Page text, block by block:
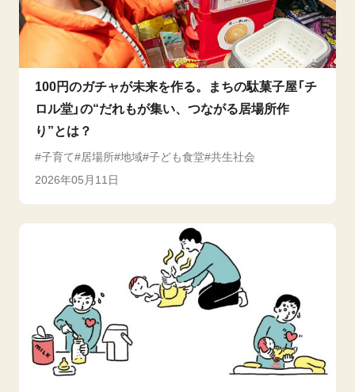
100円のガチャが未来を作る。まちの駄菓子屋「チ
ロル堂」の“だれもが集い、つながる居場所作
り”とは？
子育て 居場所 地域 子ども食堂 共生社会
2026年05月11日